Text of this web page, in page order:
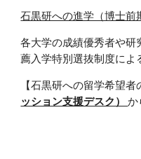
石黒研への進学（博士前
各大学の成績優秀者や研
薦入学特別選抜制度によ
【石黒研への留学希望者
ッション支援デスク）か